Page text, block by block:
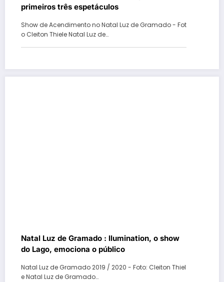
primeiros três espetáculos
Show de Acendimento no Natal Luz de Gramado - Fot
o Cleiton Thiele Natal Luz de…
Natal Luz de Gramado : llumination, o show
do Lago, emociona o público
Natal Luz de Gramado 2019 / 2020 - Foto: Cleiton Thiel
e Natal Luz de Gramado…